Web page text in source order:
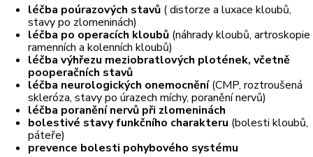
léčba poúrazových stavů ( distorze a luxace kloubů,
stavy po zlomeninách)
léčba po operacích kloubů (náhrady kloubů, artroskopie
ramenních a kolenních kloubů)
léčba výhřezu meziobratlových plotének, včetně
pooperačních stavů
léčba neurologických onemocnění(CMP, roztroušená
skleróza, stavy po úrazech míchy, poranění nervů)
léčba poranění nervů při zlomeninách
bolestivé stavy funkčního charakteru (bolesti kloubů,
páteře)
prevence bolesti pohybového systému